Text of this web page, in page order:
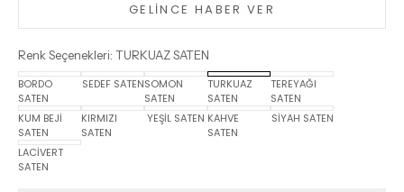
GELİNCE HABER VER
Renk Seçenekleri: TURKUAZ SATEN
BORDO
SATEN
SEDEF SATENSOMON
SATEN
TURKUAZ
SATEN
TEREYAĞI
SATEN
KUM BEJİ
SATEN
KIRMIZI
SATEN
YEŞİL SATEN KAHVE
SATEN
SİYAH SATEN
LACİVERT
SATEN